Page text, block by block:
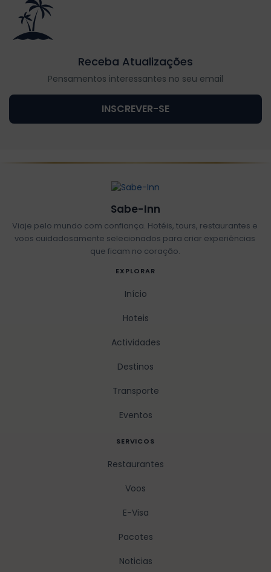
Receba Atualizações
Pensamentos interessantes no seu email
INSCREVER-SE
Sabe-Inn
Viaje pelo mundo com confiança. Hotéis, tours, restaurantes e
voos cuidadosamente selecionados para criar experiências
que ficam no coração.
EXPLORAR
Início
Hoteis
Actividades
Destinos
Transporte
Eventos
SERVICOS
Restaurantes
Voos
E-Visa
Pacotes
Noticias